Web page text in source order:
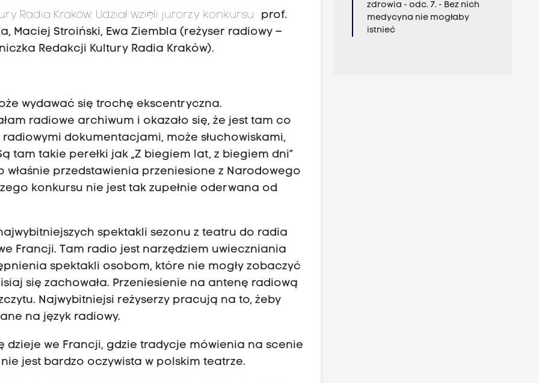
Radia Kraków. Udział wzięli jurorzy konkursu: prof.
Maciej Stroiński, Ewa Ziembla (reżyser radiowy –
Redakcji Kultury Radia Kraków).
wydawać się trochę ekscentryczna.
radiowe archiwum i okazało się, że jest tam co
dokumentacjami, może słuchowiskami,
takie perełki jak „Z biegiem lat, z biegiem dni”
właśnie przedstawienia przeniesione z Narodowego
konkursu nie jest tak zupełnie oderwana od
spektakli sezonu z teatru do radia
Francji. Tam radio jest narzędziem uwieczniania
spektakli osobom, które nie mogły zobaczyć
się zachowała. Przeniesienie na antenę radiową
Najwybitniejsi reżyserzy pracują na to, żeby
na język radiowy.
dzieje we Francji, gdzie tradycje mówienia na scenie
jest bardzo oczywista w polskim teatrze.
zdrowia - odc. 7. - Bez nich
medycyna nie mogłaby
istnieć